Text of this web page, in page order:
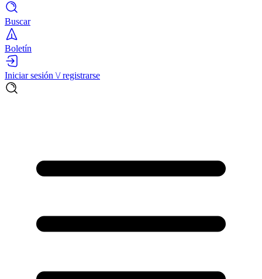
Buscar
Boletín
Iniciar sesión \/ registrarse